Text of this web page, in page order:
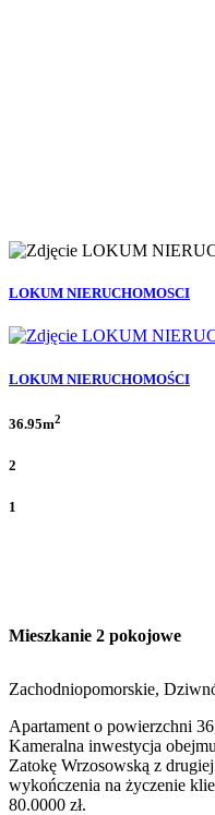
LOKUM NIERUCHOMOSCI
LOKUM NIERUCHOMOŚCI
36.95m2
2
1
Mieszkanie 2 pokojowe
Zachodniopomorskie,
Apartament o powierzchni
Kameralna inwestycja
Zatokę Wrzosowską z
wykończenia na życzenie
80.0000 zł.